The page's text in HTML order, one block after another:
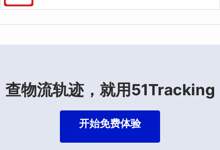
查物流轨迹，就用51Tracking
开始免费体验